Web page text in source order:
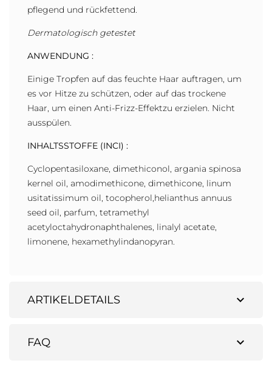
pflegend und rückfettend.
Dermatologisch getestet
ANWENDUNG :
Einige Tropfen auf das feuchte Haar auftragen, um
es vor Hitze zu schützen, oder auf das trockene
Haar, um einen Anti-Frizz-Effektzu erzielen. Nicht
ausspülen.
INHALTSSTOFFE (INCI) :
Cyclopentasiloxane, dimethiconol, argania spinosa
kernel oil, amodimethicone, dimethicone, linum
usitatissimum oil, tocopherol,helianthus annuus
seed oil, parfum, tetramethyl
acetyloctahydronaphthalenes, linalyl acetate,
limonene, hexamethylindanopyran.
expand_more
ARTIKELDETAILS
expand_more
FAQ